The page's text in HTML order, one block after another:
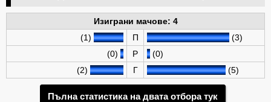
Изиграни мачове: 4
(1)
П
(3)
(0)
Р
(0)
(2)
Г (5)
Пълна статистика на двата отбора тук